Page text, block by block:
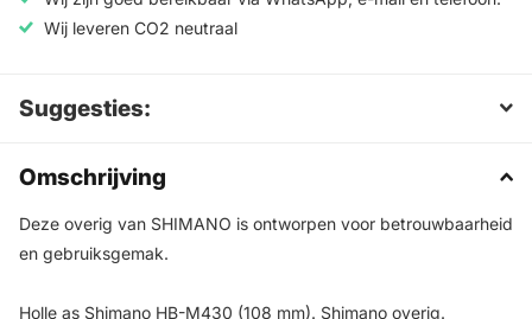
Wij leveren CO2 neutraal
Suggesties:
Omschrijving
Deze overig van SHIMANO is ontworpen voor betrouwbaarheid
en gebruiksgemak.
Holle as Shimano HB-M430 (108 mm). Shimano overig.